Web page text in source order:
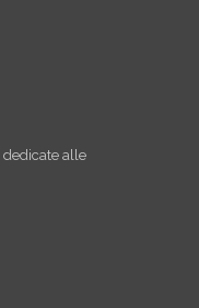
dedicate alle